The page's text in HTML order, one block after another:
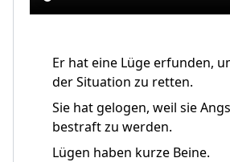
Er hat eine Lüge erfunden,
der Situation zu retten.
Sie hat gelogen, weil sie
bestraft zu werden.
Lügen haben kurze Beine.